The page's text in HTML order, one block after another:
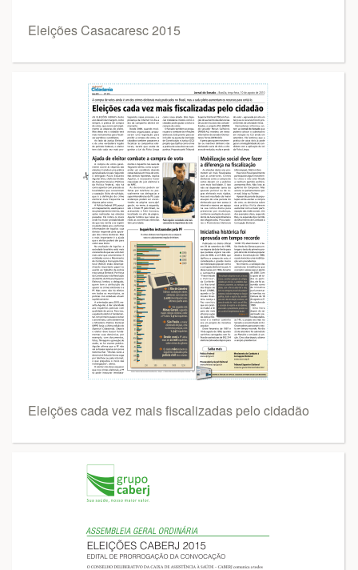
Eleições Casacaresc 2015
Eleições cada vez mais fiscalizadas pelo cidadão